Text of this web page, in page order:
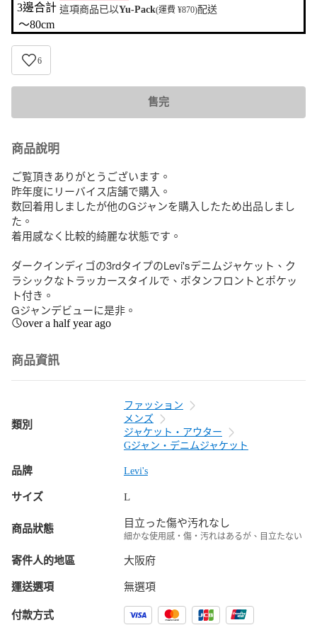
3邊合計
〜80cm
這項商品已以Yu-Pack(運費 ¥870)配送
6
售完
商品說明
ご覧頂きありがとうございます。
昨年度にリーバイス店舗で購入。
数回着用しましたが他のGジャンを購入したため出品しまし
た。
着用感なく比較的綺麗な状態です。
ダークインディゴの3rdタイプのLevi'sデニムジャケット、ク
ラシックなトラッカースタイルで、ボタンフロントとポケッ
ト付き。
Gジャンデビューに是非。
over a half year ago
商品資訊
類別
ファッション
メンズ
ジャケット・アウター
Gジャン・デニムジャケット
品牌 Levi's
サイズ L
商品狀態 目立った傷や汚れなし
細かな使用感・傷・汚れはあるが、目立たない
寄件人的地區 大阪府
運送選項 無選項
付款方式